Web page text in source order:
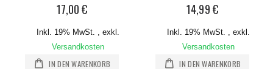
17,00 €
Inkl. 19% MwSt.
exkl.
Versandkosten
IN DEN WARENKORB
14,99 €
Inkl. 19% MwSt.
exkl.
Versandkosten
IN DEN WARENKORB